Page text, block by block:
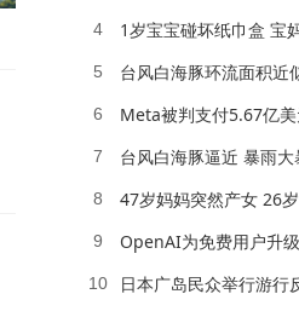
4 1岁宝宝碰坏纸巾盒 宝
5 台风白海豚环流面积近
6 Meta被判支付5.67亿
7 台风白海豚逼近 暴雨
8 47岁妈妈突然产女 26
9 OpenAI为免费用户升
10 日本广岛民众举行游行